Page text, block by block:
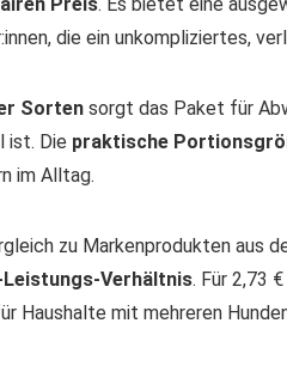
die ein unkompliziertes,
Sorten sorgt das Paket für
ist. Die praktische
im Alltag.
zu Markenprodukten aus
Verhältnis. Für 2,73
Haushalte mit mehreren